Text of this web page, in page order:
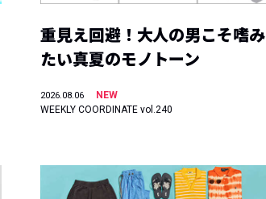
重見え回避！大人の男こそ嗜み
たい真夏のモノトーン
2026.08.06
NEW
WEEKLY COORDINATE vol.240